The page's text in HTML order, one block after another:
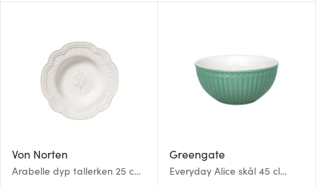
Von Norten
Arabelle dyp tallerken 25 cm
Greengate
Everyday Alice skål 45 cl